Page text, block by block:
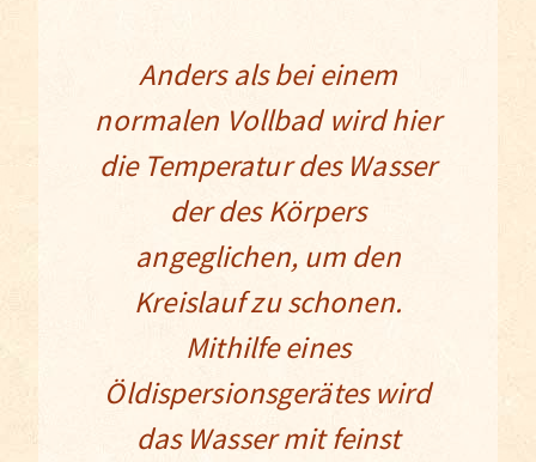
Anders als bei einem
normalen Vollbad wird hier
die Temperatur des Wasser
der des Körpers
angeglichen, um den
Kreislauf zu schonen.
Mithilfe eines
Öldispersionsgerätes wird
das Wasser mit feinst